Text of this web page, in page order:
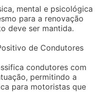
mental e psicológica
para a renovação
deve ser mantida.
de Condutores
condutores com
permitindo a
para motoristas que